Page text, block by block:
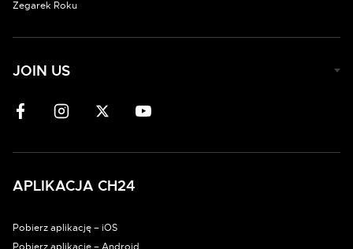
Zegarek Roku
JOIN US
APLIKACJA CH24
Pobierz aplikację – iOS
Pobierz aplikację – Android